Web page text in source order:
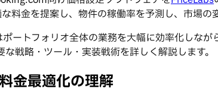
金を提案し、物件の稼働率を予測し、市場の
ートフォリオ全体の業務を大幅に効率化しなが
戦略・ツール・実装戦術を詳しく解説します。
金最適化の理解